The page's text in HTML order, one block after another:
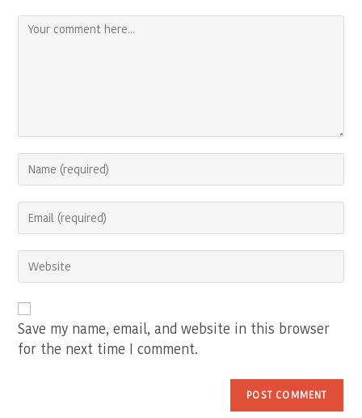
Comment
your
username
comment
your
address
your
(optional)
Save my name, email, and website in this browser
for the next time I comment.